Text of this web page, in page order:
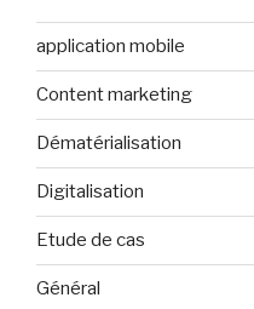
application mobile
Content marketing
Dématérialisation
Digitalisation
Etude de cas
Général